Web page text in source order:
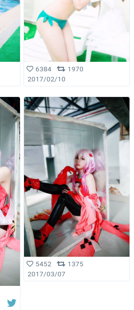
6384
1970
2017/02/10
5452
1375
2017/03/07